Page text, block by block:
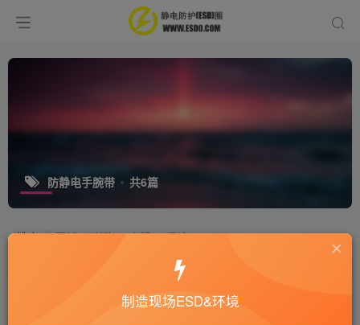
防静电手腕带 共6篇
排序 更新 浏览 点赞 评论
防静电手腕带佩戴后为什么会过敏！
十万个为什么
制造现场ESD&环境